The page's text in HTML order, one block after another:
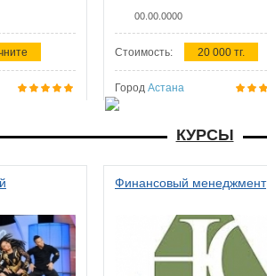
00.00.0000
Стоимость: 20 000 тг.
Город Астана
КУРСЫ
Финансовый менеджмент